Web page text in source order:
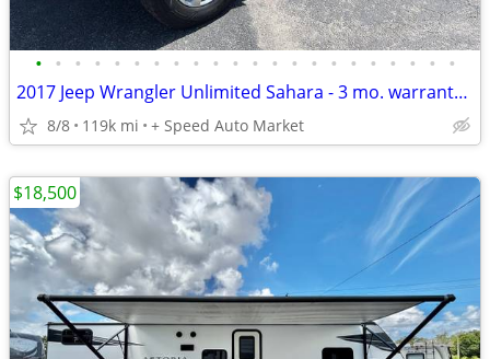
• • • • • • • • • • • • • • • • • • • • • •
2017 Jeep Wrangler Unlimited Sahara - 3 mo. warranty on qualified vehicles
8/8 119k mi + Speed Auto Market
$18,500